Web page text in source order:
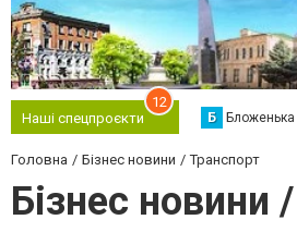
Наші спецпроєкти
12
Б Бложенька
Головна Бізнес новини Транспорт
Бізнес новини